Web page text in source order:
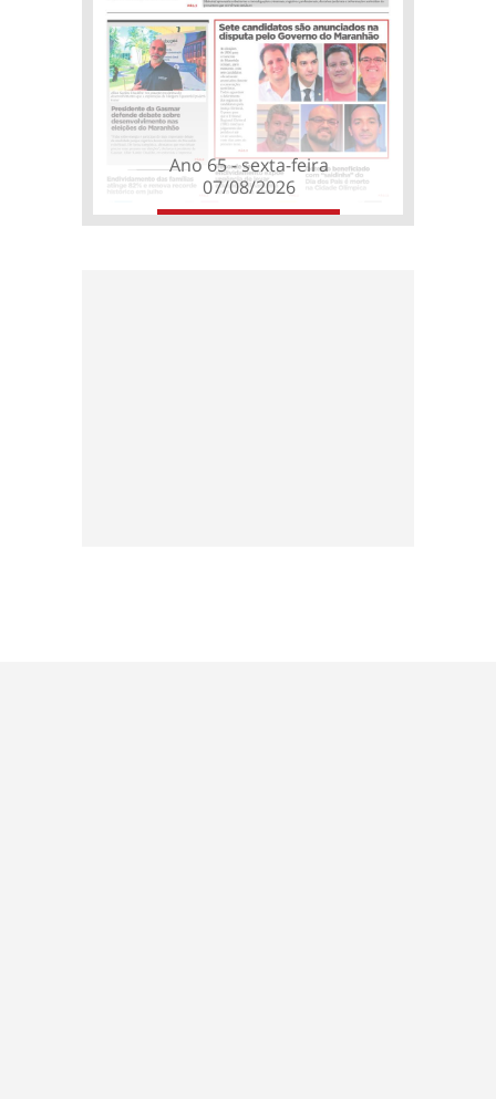
Ano 65 - sexta-feira
07/08/2026